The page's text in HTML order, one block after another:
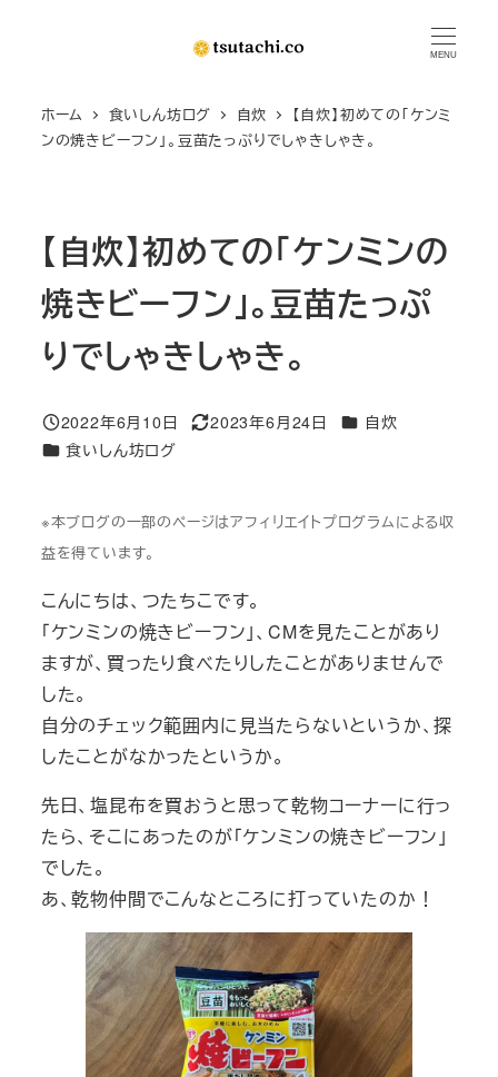
MENU
ホーム 食いしん坊ログ 自炊
【自炊】初めての「ケンミ
ンの焼きビーフン」。豆苗たっぷりでしゃきしゃき。
【自炊】初めての「ケンミンの
焼きビーフン」。豆苗たっぷ
りでしゃきしゃき。
投稿日
2022年6月10日
更新日
2023年6月24日 カテゴリー
自炊
カテゴリー
食いしん坊ログ
※本ブログの一部のページはアフィリエイトプログラムによる収
益を得ています。
こんにちは、つたちこです。
「ケンミンの焼きビーフン」、CMを見たことがあり
ますが、買ったり食べたりしたことがありませんで
した。
自分のチェック範囲内に見当たらないというか、探
したことがなかったというか。
先日、塩昆布を買おうと思って乾物コーナーに行っ
たら、そこにあったのが「ケンミンの焼きビーフン」
でした。
あ、乾物仲間でこんなところに打っていたのか！